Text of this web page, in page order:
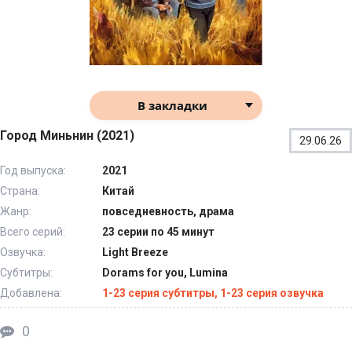
В закладки
Город Миньнин (2021) 29.06.26
Год выпуска:
2021
Страна:
Китай
Жанр:
повседневность, драма
Всего серий:
23 серии по 45 минут
Озвучка:
Light Breeze
Субтитры:
Dorams for you, Lumina
Добавлена:
1-23 серия субтитры, 1-23 серия озвучка
0